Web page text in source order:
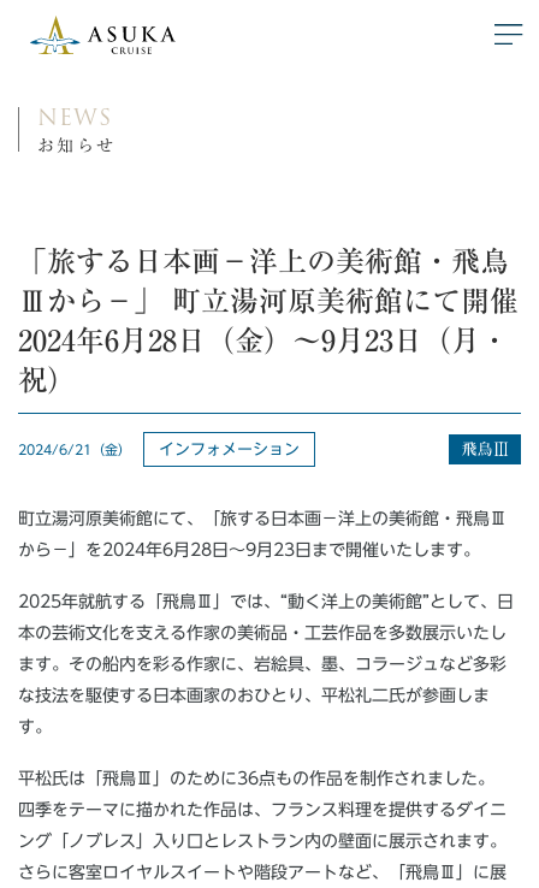
NEWS
お知らせ
「旅する日本画－洋上の美術館・飛鳥
Ⅲから－」 町立湯河原美術館にて開催
2024年6月28日（金）～9月23日（月・
祝）
2024/6/21（金） インフォメーション
町立湯河原美術館にて、「旅する日本画－洋上の美術館・飛鳥Ⅲ
から－」を2024年6月28日～9月23日まで開催いたします。
2025年就航する「飛鳥Ⅲ」では、“動く洋上の美術館”として、日
本の芸術文化を支える作家の美術品・工芸作品を多数展示いたし
ます。その船内を彩る作家に、岩絵具、墨、コラージュなど多彩
な技法を駆使する日本画家のおひとり、平松礼二氏が参画しま
す。
平松氏は「飛鳥Ⅲ」のために36点もの作品を制作されました。
四季をテーマに描かれた作品は、フランス料理を提供するダイニ
ング「ノブレス」入り口とレストラン内の壁面に展示されます。
さらに客室ロイヤルスイートや階段アートなど、「飛鳥Ⅲ」に展